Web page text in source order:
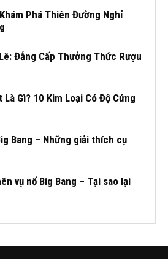
Phá Thiên Đường Nghỉ
Đẳng Cấp Thưởng Thức Rượu
Là Gì? 10 Kim Loại Có Độ Cứng
Bang – Những giải thích cụ
vụ nổ Big Bang – Tại sao lại